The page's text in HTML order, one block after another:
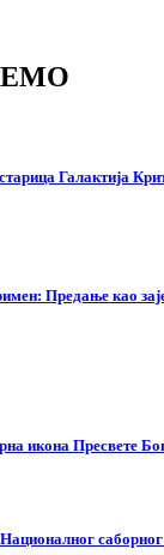
Галактија
Предање као
икона Пресвете